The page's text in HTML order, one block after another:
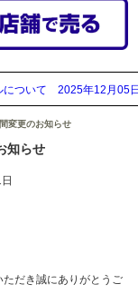
て 2025年12月05日 【
変更のお知らせ
知らせ
だき誠にありがとうご